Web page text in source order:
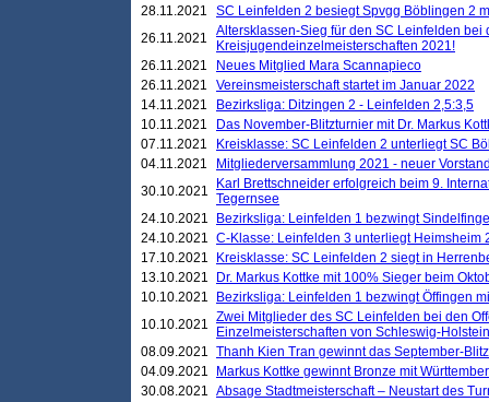
28.11.2021
SC Leinfelden 2 besiegt Spvgg Böblingen 2
26.11.2021
Altersklassen-Sieg für den SC Leinfelden bei
Kreisjugendeinzelmeisterschaften 2021!
26.11.2021
Neues Mitglied Mara Scannapieco
26.11.2021
Vereinsmeisterschaft startet im Januar 2022
14.11.2021
Bezirksliga: Ditzingen 2 - Leinfelden 2,5:3,5
10.11.2021
Das November-Blitzturnier mit Dr. Markus
07.11.2021
Kreisklasse: SC Leinfelden 2 unterliegt SC
04.11.2021
Mitgliederversammlung 2021 - neuer
30.10.2021
Karl Brettschneider erfolgreich beim 9.
Tegernsee
24.10.2021
Bezirksliga: Leinfelden 1 bezwingt
24.10.2021 C-Klasse: Leinfelden 3 unterliegt Heimsheim
17.10.2021
Kreisklasse: SC Leinfelden 2 siegt in
13.10.2021
Dr. Markus Kottke mit 100% Sieger beim
10.10.2021
Bezirksliga: Leinfelden 1 bezwingt Öffingen
10.10.2021 Zwei Mitglieder des SC Leinfelden bei den
Einzelmeisterschaften von Schleswig-
08.09.2021 Thanh Kien Tran gewinnt das September-
04.09.2021
Markus Kottke gewinnt Bronze mit
30.08.2021 Absage Stadtmeisterschaft – Neustart des